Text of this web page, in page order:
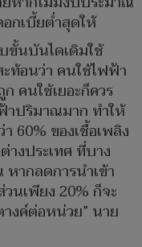
กเบี้ยต่ำสุดให้
ขั้นบันไดเดิมใช้
ท้อนว่า คนใช้ไฟฟ้า
คนใช้เยอะก็ควร
าปริมาณมาก ทำให้
60% ของเชื้อเพลิง
างประเทศ ที่บาง
ากลดการนำเข้า
นเพียง 20% ก็จะ
งค์ต่อหน่วย” นาย